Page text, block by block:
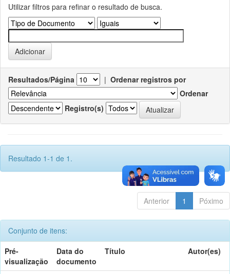
Utilizar filtros para refinar o resultado de busca.
Resultados/Página | Ordenar registros por
Ordenar
Registro(s)
Resultado 1-1 de 1.
Anterior 1 Póximo
Conjunto de itens:
Pré-
visualização
Data do
documento
Título Autor(es)